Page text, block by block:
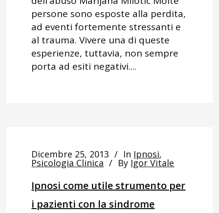
persone sono esposte alla perdita,
ad eventi fortemente stressanti e
al trauma. Vivere una di queste
esperienze, tuttavia, non sempre
porta ad esiti negativi....
Dicembre 25, 2013 In Ipnosi,
Psicologia Clinica By Igor Vitale
Ipnosi come utile strumento per
i pazienti con la sindrome